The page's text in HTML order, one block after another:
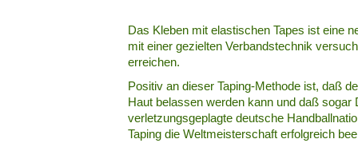
Das Kleben mit elastischen Tapes ist eine
mit einer gezielten Verbandstechnik
erreichen.
Positiv an dieser Taping-Methode ist, daß
Haut belassen werden kann und daß sogar
verletzungsgeplagte deutsche
Taping die Weltmeisterschaft erfolgreich